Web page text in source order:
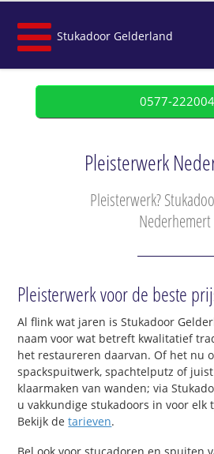
Stukadoor Gelderland
0577-222004
Pleisterwerk
Pleisterwerk?
Nederhemert
Pleisterwerk voor de beste
Al flink wat jaren is Stukadoor
naam voor wat betreft kwalitatief
het restaureren daarvan. Of het nu
spackspuitwerk, spachtelputz of
klaarmaken van wanden; via
u vakkundige stukadoors in voor elk
Bekijk detarieven.